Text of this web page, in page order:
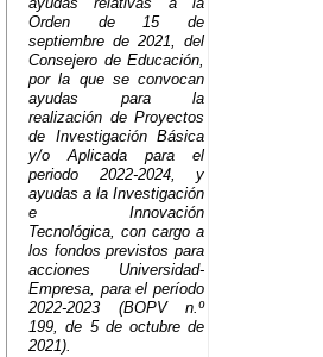
Orden de 15 de
septiembre de 2021, del
Consejero de Educación,
por la que se convocan
ayudas para la
realización de Proyectos
de Investigación Básica
y/o Aplicada para el
periodo 2022-2024, y
ayudas a la Investigación
e Innovación
Tecnológica, con cargo a
los fondos previstos para
acciones Universidad-
Empresa, para el período
2022-2023 (BOPV n.º
199, de 5 de octubre de
2021).